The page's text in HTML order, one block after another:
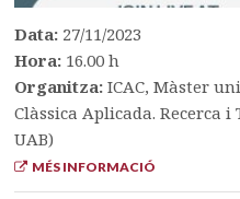
Data: 27/11/2023
Hora: 16.00 h
Organitza:ICAC, Màster
Clàssica Aplicada. Recerca i
UAB)
MÉS INFORMACIÓ